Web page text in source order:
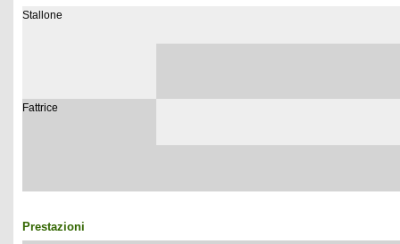
Stallone
Fattrice
Prestazioni